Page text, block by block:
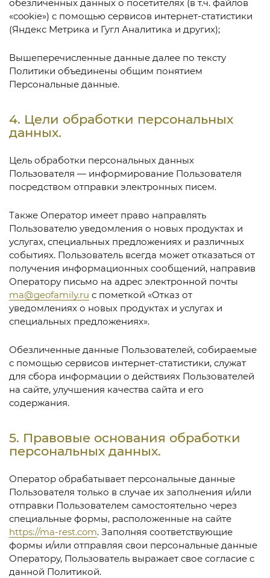
обезличенных данных о посетителях (в т.ч. файлов
«cookie») с помощью сервисов интернет-статистики
(Яндекс Метрика и Гугл Аналитика и других);
Вышеперечисленные данные далее по тексту
Политики объединены общим понятием
Персональные данные.
4. Цели обработки персональных
данных.
Цель обработки персональных данных
Пользователя — информирование Пользователя
посредством отправки электронных писем.
Также Оператор имеет право направлять
Пользователю уведомления о новых продуктах и
услугах, специальных предложениях и различных
событиях. Пользователь всегда может отказаться от
получения информационных сообщений, направив
Оператору письмо на адрес электронной почты
ma@geofamily.ru с пометкой «Отказ от
уведомлениях о новых продуктах и услугах и
специальных предложениях».
Обезличенные данные Пользователей, собираемые
с помощью сервисов интернет-статистики, служат
для сбора информации о действиях Пользователей
на сайте, улучшения качества сайта и его
содержания.
5. Правовые основания обработки
персональных данных.
Оператор обрабатывает персональные данные
Пользователя только в случае их заполнения и/или
отправки Пользователем самостоятельно через
специальные формы, расположенные на сайте
https://ma-rest.com. Заполняя соответствующие
формы и/или отправляя свои персональные данные
Оператору, Пользователь выражает свое согласие с
данной Политикой.